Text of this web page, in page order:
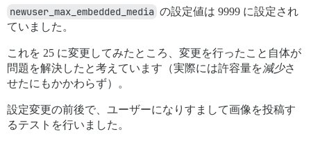
newuser_max_embedded_media の設定値は 9999 に設定され
ていました。
これを 25 に変更してみたところ、変更を行ったこと自体が
問題を解決したと考えています（実際には許容量を減少さ
せたにもかかわらず）。
設定変更の前後で、ユーザーになりすまして画像を投稿す
るテストを行いました。